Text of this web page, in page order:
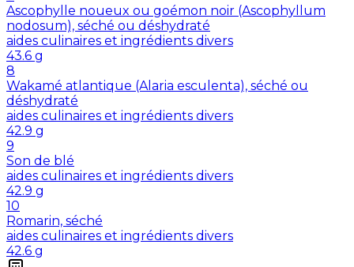
Ascophylle noueux ou goémon noir (Ascophyllum
nodosum), séché ou déshydraté
aides culinaires et ingrédients divers
43.6 g
8
Wakamé atlantique (Alaria esculenta), séché ou
déshydraté
aides culinaires et ingrédients divers
42.9 g
9
Son de blé
aides culinaires et ingrédients divers
42.9 g
10
Romarin, séché
aides culinaires et ingrédients divers
42.6 g